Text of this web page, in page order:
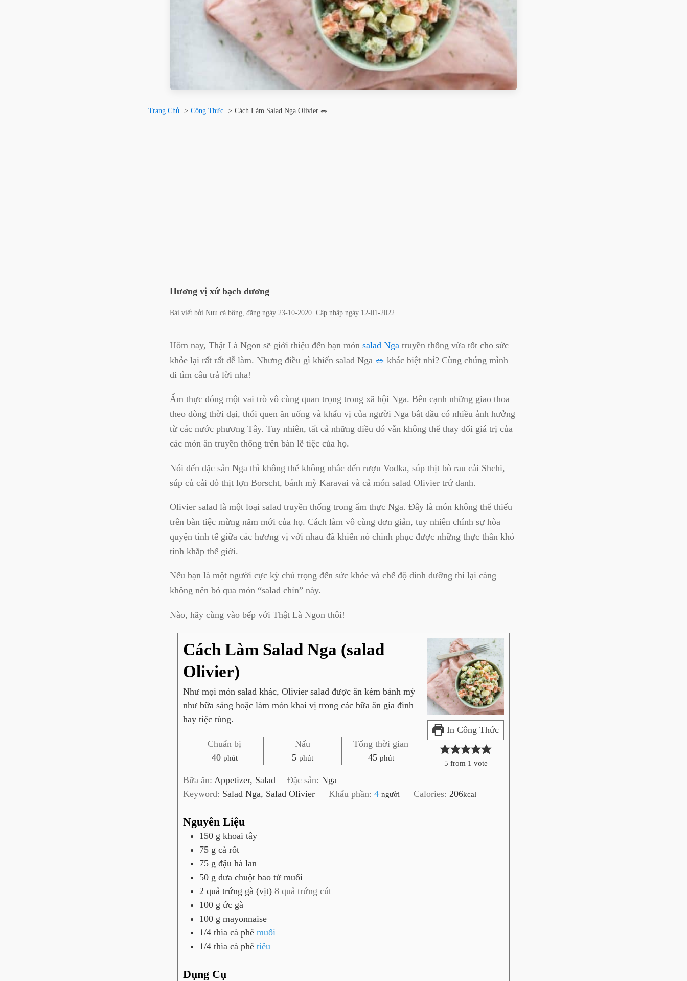
Trang Chủ Công Thức Cách Làm Salad Nga Olivier 🥗
Hương vị xứ bạch dương
Bài viết bởi Nuu cà bông, đăng ngày 23-10-2020. Cập nhập ngày 12-01-2022.
Hôm nay, Thật Là Ngon sẽ giới thiệu đến bạn món salad Nga truyền thống vừa tốt cho sức
khỏe lại rất rất dễ làm. Nhưng điều gì khiến salad Nga 🥗 khác biệt nhỉ? Cùng chúng mình
đi tìm câu trả lời nha!
Ẩm thực đóng một vai trò vô cùng quan trọng trong xã hội Nga. Bên cạnh những giao thoa
theo dòng thời đại, thói quen ăn uống và khẩu vị của người Nga bắt đầu có nhiều ảnh hưởng
từ các nước phương Tây. Tuy nhiên, tất cả những điều đó vẫn không thể thay đổi giá trị của
các món ăn truyền thống trên bàn lễ tiệc của họ.
Nói đến đặc sản Nga thì không thể không nhắc đến rượu Vodka, súp thịt bò rau cải Shchi,
súp củ cải đỏ thịt lợn Borscht, bánh mỳ Karavai và cả món salad Olivier trứ danh.
Olivier salad là một loại salad truyền thống trong ẩm thực Nga. Đây là món không thể thiếu
trên bàn tiệc mừng năm mới của họ. Cách làm vô cùng đơn giản, tuy nhiên chính sự hòa
quyện tinh tế giữa các hương vị với nhau đã khiến nó chinh phục được những thực thần khó
tính khắp thế giới.
Nếu bạn là một người cực kỳ chú trọng đến sức khỏe và chế độ dinh dưỡng thì lại càng
không nên bỏ qua món “salad chín” này.
Nào, hãy cùng vào bếp với Thật Là Ngon thôi!
In Công Thức
5 from 1 vote
Cách Làm Salad Nga (salad
Olivier)
Như mọi món salad khác, Olivier salad được ăn kèm bánh mỳ
như bữa sáng hoặc làm món khai vị trong các bữa ăn gia đình
hay tiệc tùng.
Chuẩn bị
40p
h
ú
phút
Nấu
5p
h
ú
t
phút
Tổng thời gian
45p
h
t
phút
Bữa ăn: Appetizer, Salad Đặc sản:Nga
Keyword: Salad Nga, Salad Olivier Khẩu phần:4 người Calories: 206kcal
Nguyên Liệu
150 g khoai tây
75 g cà rốt
75 g đậu hà lan
50 g dưa chuột bao tử muối
2 quả trứng gà (vịt) 8 quả trứng cút
100 g ức gà
100 g mayonnaise
1/4 thìa cà phê muối
1/4 thìa cà phê tiêu
Dụng Cụ